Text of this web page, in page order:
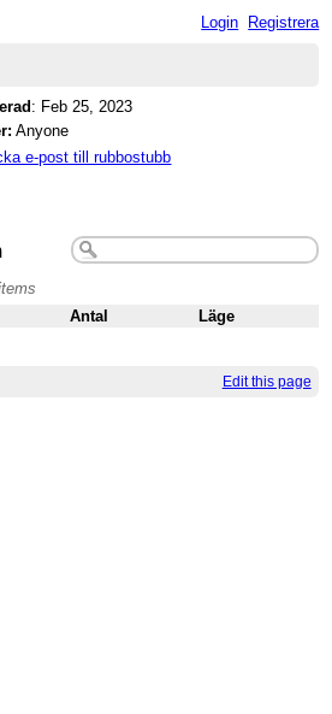
Login Registrera
: Feb 25, 2023
Anyone
e-post till rubbostubb
Antal Läge
Edit this page